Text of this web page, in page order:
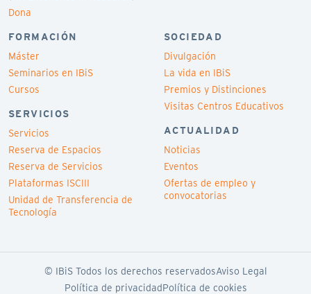
Dona
FORMACIÓN
Máster
Seminarios en IBiS
Cursos
SERVICIOS
Servicios
Reserva de Espacios
Reserva de Servicios
Plataformas ISCIII
Unidad de Transferencia de
Tecnología
SOCIEDAD
Divulgación
La vida en IBiS
Premios y Distinciones
Visitas Centros Educativos
ACTUALIDAD
Noticias
Eventos
Ofertas de empleo y
convocatorias
© IBiS Todos los derechos reservadosAviso Legal
Política de privacidadPolítica de cookies